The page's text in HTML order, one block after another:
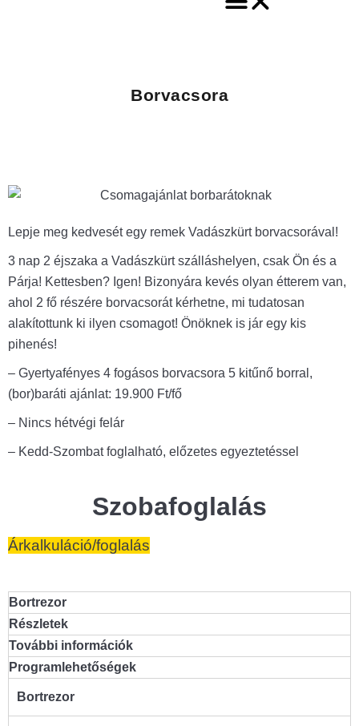
Borvacsora
Lepje meg kedvesét egy remek Vadászkürt borvacsorával!
3 nap 2 éjszaka a Vadászkürt szálláshelyen, csak Ön és a
Párja! Kettesben? Igen! Bizonyára kevés olyan étterem van,
ahol 2 fő részére borvacsorát kérhetne, mi tudatosan
alakítottunk ki ilyen csomagot! Önöknek is jár egy kis
pihenés!
– Gyertyafényes 4 fogásos borvacsora 5 kitűnő borral,
(bor)baráti ajánlat: 19.900 Ft/fő
– Nincs hétvégi felár
– Kedd-Szombat foglalható, előzetes egyeztetéssel
Szobafoglalás
Árkalkuláció/foglalás
Bortrezor
Részletek
További információk
Programlehetőségek
Bortrezor